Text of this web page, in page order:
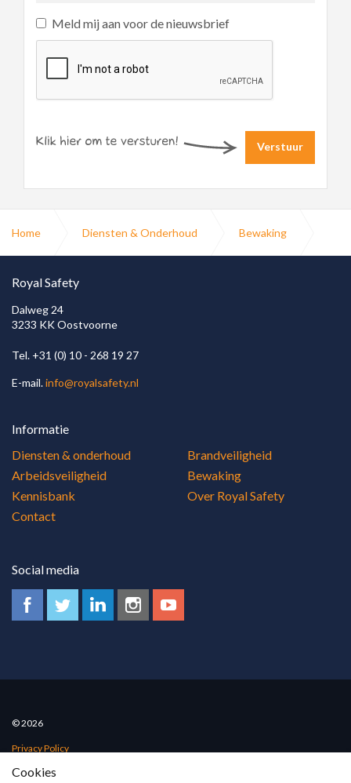
Meld mij aan voor de nieuwsbrief
Verstuur
Home Diensten & Onderhoud Bewaking
Kluizen
Royal Safety
Dalweg 24
3233 KK Oostvoorne
Tel. +31 (0) 10 - 268 19 27
E-mail.info@royalsafety.nl
Informatie
Diensten & onderhoud
Brandveiligheid
Arbeidsveiligheid
Bewaking
Kennisbank
Over Royal Safety
Contact
Social media
© 2026
Privacy Policy
Algemene voorwaarden
Cookies